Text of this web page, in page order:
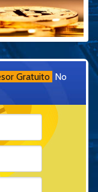
Gratuito No